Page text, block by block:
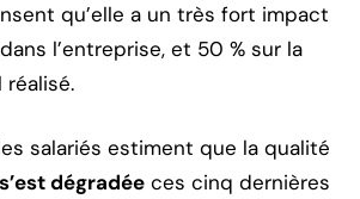
qu’elle a un très fort impact
l’entreprise, et 50 % sur la
salariés estiment que la qualité
s’est dégradée ces cinq dernières